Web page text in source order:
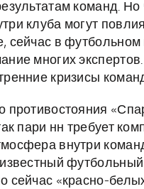
команд.
клуба могут
сейчас в
многих
кризисы
противостояния
пари нн требует
внутри
сейчас «красно-